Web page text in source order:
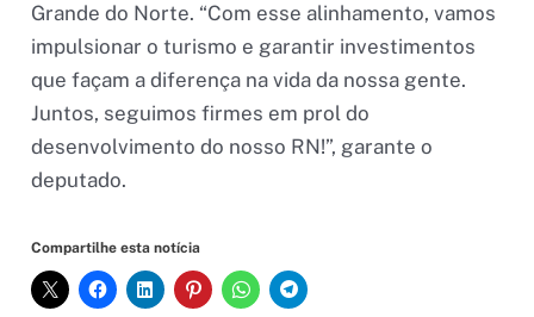
Grande do Norte. “Com esse alinhamento, vamos
impulsionar o turismo e garantir investimentos
que façam a diferença na vida da nossa gente.
Juntos, seguimos firmes em prol do
desenvolvimento do nosso RN!”, garante o
deputado.
Compartilhe esta notícia